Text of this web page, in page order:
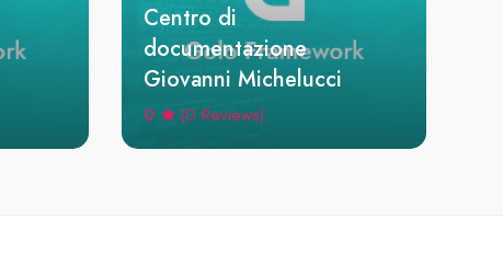
Centro di
documentazione
Giovanni Michelucci
0 (0 Reviews)